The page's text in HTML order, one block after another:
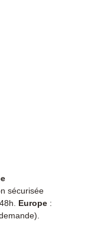
sécurisée
Europe :